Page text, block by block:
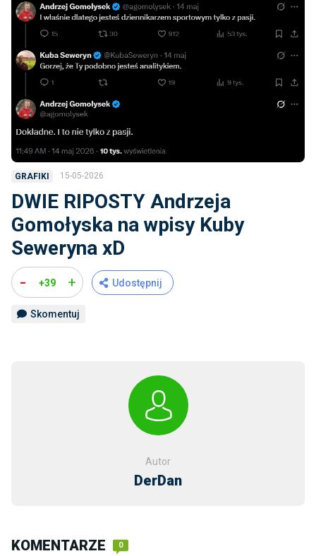
GRAFIKI 15-05-2026
DWIE RIPOSTY Andrzeja
Gomołyska na wpisy Kuby
Seweryna xD
- +39 + Udostępnij
Skomentuj
Autor
DerDan
KOMENTARZE 0